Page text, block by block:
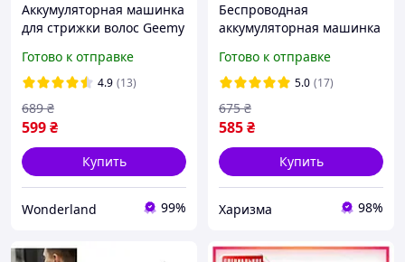
Аккумуляторная машинка
для стрижки волос Geemy
насадками
Готово к отправке
4.9 (13)
599₴
689 ₴
Купить
Wonderland 99%
Беспроводная
аккумуляторная машинка
GM-6005 триммер для
волос, бороды и усов
Готово к отправке
5.0 (17)
585₴
675 ₴
Купить
Харизма 98%